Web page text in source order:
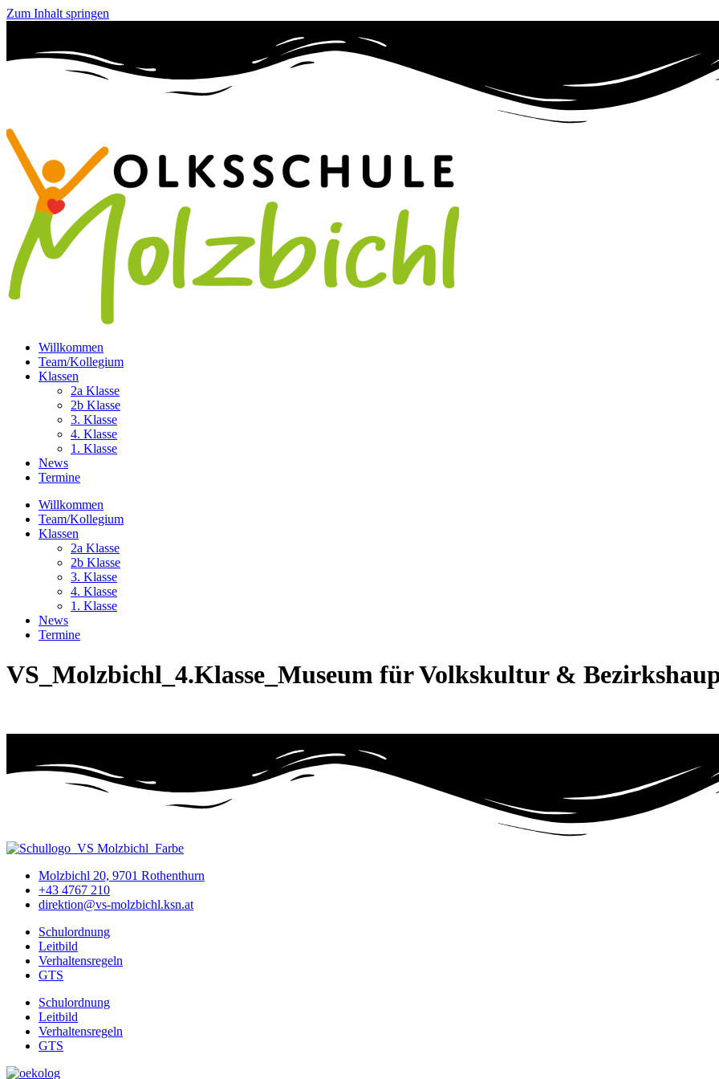
Zum Inhalt springen
Willkommen
Team/Kollegium
Klassen
2a Klasse
2b Klasse
3. Klasse
4. Klasse
1. Klasse
News
Termine
Willkommen
Team/Kollegium
Klassen
2a Klasse
2b Klasse
3. Klasse
4. Klasse
1. Klasse
News
Termine
VS_Molzbichl_4.Klasse_Museum für Volkskultur &
Molzbichl 20, 9701 Rothenthurn
+43 4767 210
direktion@vs-molzbichl.ksn.at
Schulordnung
Leitbild
Verhaltensregeln
GTS
Schulordnung
Leitbild
Verhaltensregeln
GTS